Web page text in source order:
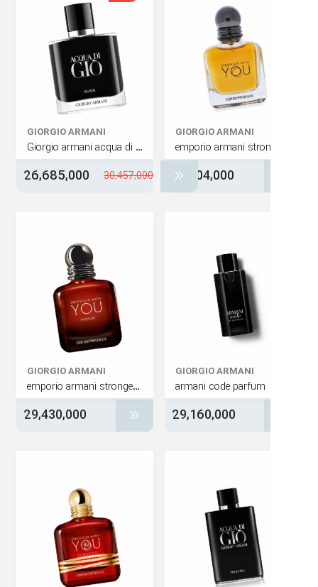
GIORGIO ARMANI
19,404,000
GIORGIO ARMANI
Giorgio armani acqua di gio elixir
30,457,000
26,685,000
GIORGIO ARMANI
armani code parfum
29,160,000
GIORGIO ARMANI
emporio armani stronger with you parfum
29,430,000